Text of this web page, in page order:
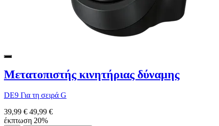
Μετατοπιστής κινητήριας δύναμης
DE9 Για τη σειρά G
39,99 € 49,99 €
έκπτωση 20%